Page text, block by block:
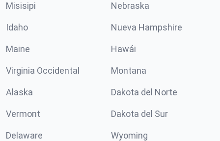
Misisipi Nebraska
Idaho Nueva Hampshire
Maine Hawái
Virginia Occidental Montana
Alaska Dakota del Norte
Vermont Dakota del Sur
Delaware Wyoming